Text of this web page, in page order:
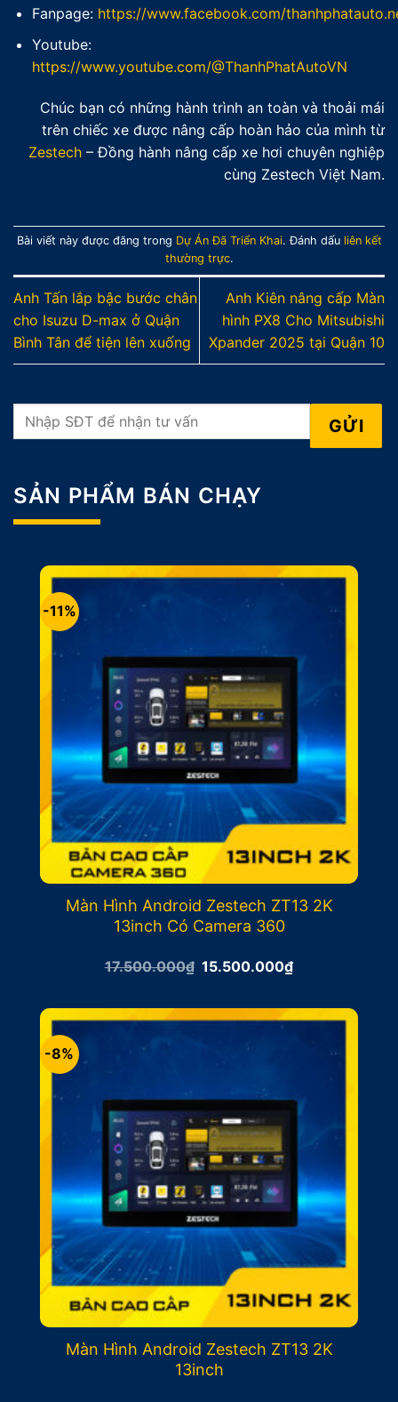
Fanpage: https://www.facebook.com/
Youtube:
https://www.youtube.com/@ThanhPhatAutoVN
Chúc bạn có những hành trình an toàn và thoải mái
trên chiếc xe được nâng cấp hoàn hảo của mình từ
Zestech – Đồng hành nâng cấp xe hơi chuyên nghiệp
cùng Zestech Việt Nam.
Bài viết này được đăng trong Dự Án Đã Triển Khai. Đánh dấu liên kết
thường trực.
Anh Tấn lắp bậc bước chân
cho Isuzu D-max ở Quận
Bình Tân để tiện lên xuống
Anh Kiên nâng cấp Màn
hình PX8 Cho Mitsubishi
Xpander 2025 tại Quận 10
SẢN PHẨM BÁN CHẠY
-11%
Màn Hình Android Zestech ZT13 2K
13inch Có Camera 360
17.500.000₫ Giá
17.500.000₫.
15.500.000₫Giá
là:
15.500.000₫.
-8%
Màn Hình Android Zestech ZT13 2K
13inch